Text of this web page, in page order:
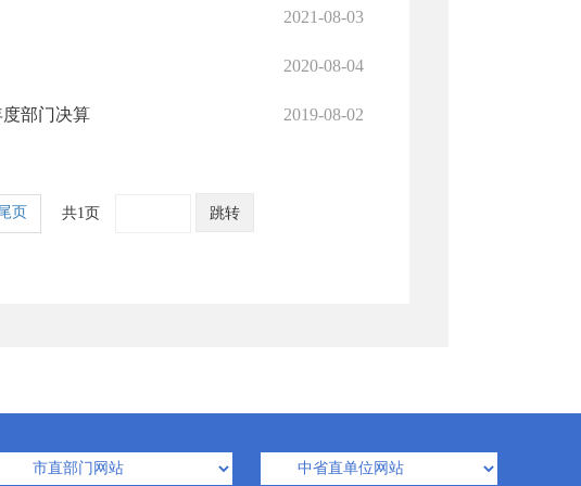
2021-08-03
2020-08-04
部门决算 2019-08-02
页 共1页 跳转